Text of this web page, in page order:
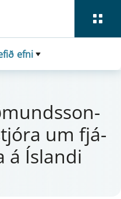
efni
um fjá­
á Íslandi